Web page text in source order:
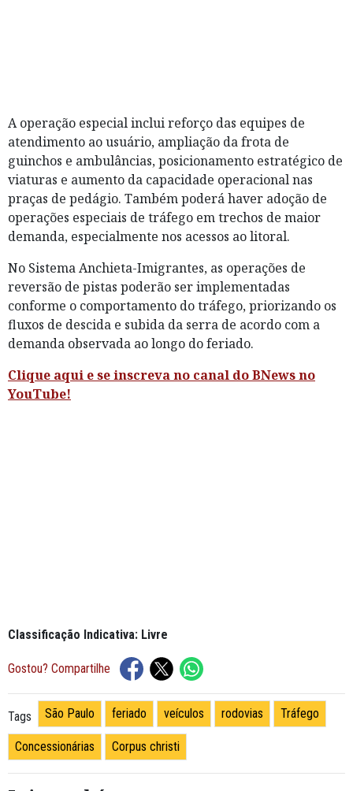
A operação especial inclui reforço das equipes de
atendimento ao usuário, ampliação da frota de
guinchos e ambulâncias, posicionamento estratégico de
viaturas e aumento da capacidade operacional nas
praças de pedágio. Também poderá haver adoção de
operações especiais de tráfego em trechos de maior
demanda, especialmente nos acessos ao litoral.
No Sistema Anchieta-Imigrantes, as operações de
reversão de pistas poderão ser implementadas
conforme o comportamento do tráfego, priorizando os
fluxos de descida e subida da serra de acordo com a
demanda observada ao longo do feriado.
Clique aqui e se inscreva no canal do BNews no
YouTube!
Classificação Indicativa: Livre
Gostou? Compartilhe
Tags São Paulo feriado veículos rodovias Tráfego
Concessionárias Corpus christi